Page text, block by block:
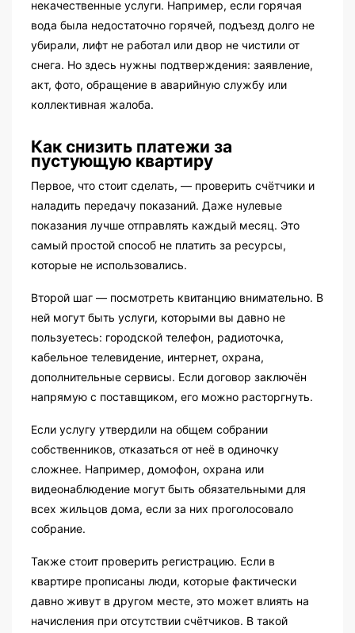
некачественные услуги. Например, если горячая
вода была недостаточно горячей, подъезд долго не
убирали, лифт не работал или двор не чистили от
снега. Но здесь нужны подтверждения: заявление,
акт, фото, обращение в аварийную службу или
коллективная жалоба.
Как снизить платежи за
пустующую квартиру
Первое, что стоит сделать, — проверить счётчики и
наладить передачу показаний. Даже нулевые
показания лучше отправлять каждый месяц. Это
самый простой способ не платить за ресурсы,
которые не использовались.
Второй шаг — посмотреть квитанцию внимательно. В
ней могут быть услуги, которыми вы давно не
пользуетесь: городской телефон, радиоточка,
кабельное телевидение, интернет, охрана,
дополнительные сервисы. Если договор заключён
напрямую с поставщиком, его можно расторгнуть.
Если услугу утвердили на общем собрании
собственников, отказаться от неё в одиночку
сложнее. Например, домофон, охрана или
видеонаблюдение могут быть обязательными для
всех жильцов дома, если за них проголосовало
собрание.
Также стоит проверить регистрацию. Если в
квартире прописаны люди, которые фактически
давно живут в другом месте, это может влиять на
начисления при отсутствии счётчиков. В такой